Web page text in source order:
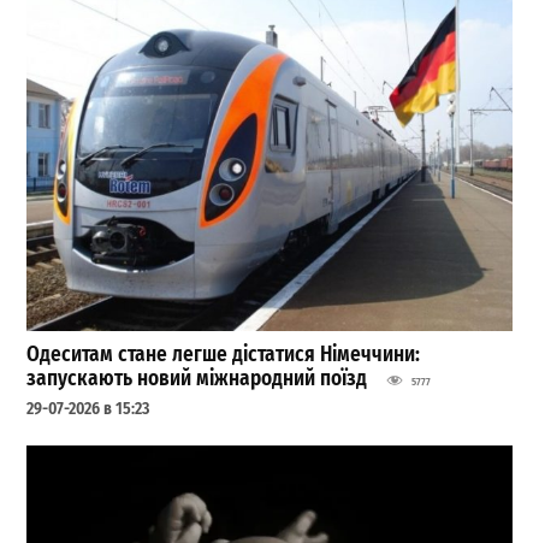
Одеситам стане легше дістатися Німеччини:
запускають новий міжнародний поїзд
5777
29-07-2026 в 15:23